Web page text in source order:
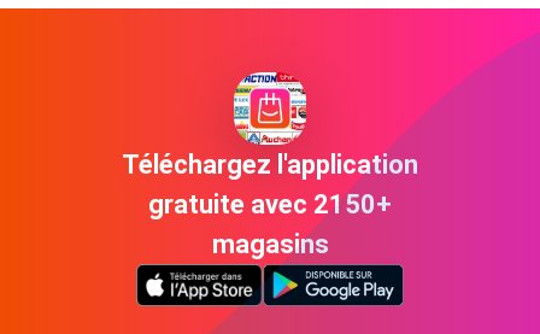
Téléchargez l'application
gratuite avec 2150+
magasins